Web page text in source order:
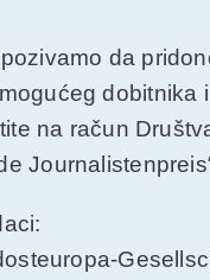
da
dobitnika
na račun